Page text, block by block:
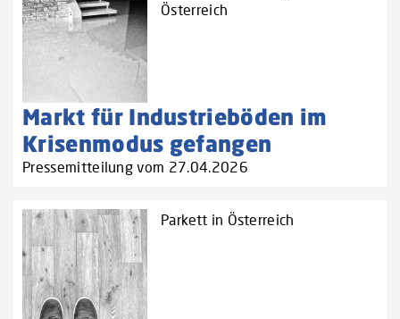
Österreich
Markt für Industrieböden im
Krisenmodus gefangen
Pressemitteilung vom 27.04.2026
Parkett in Österreich